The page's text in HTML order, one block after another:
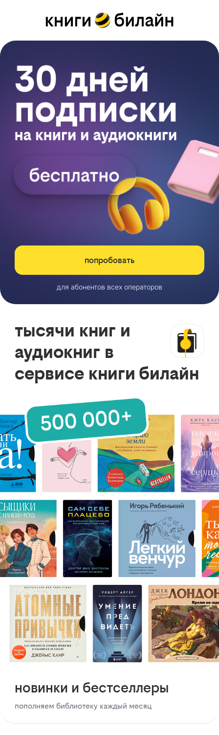
попробовать
для абонентов всех операторов
тысячи книг и
аудиокниг в
сервисе книги билайн
новинки и бестселлеры
пополняем библиотеку каждый месяц